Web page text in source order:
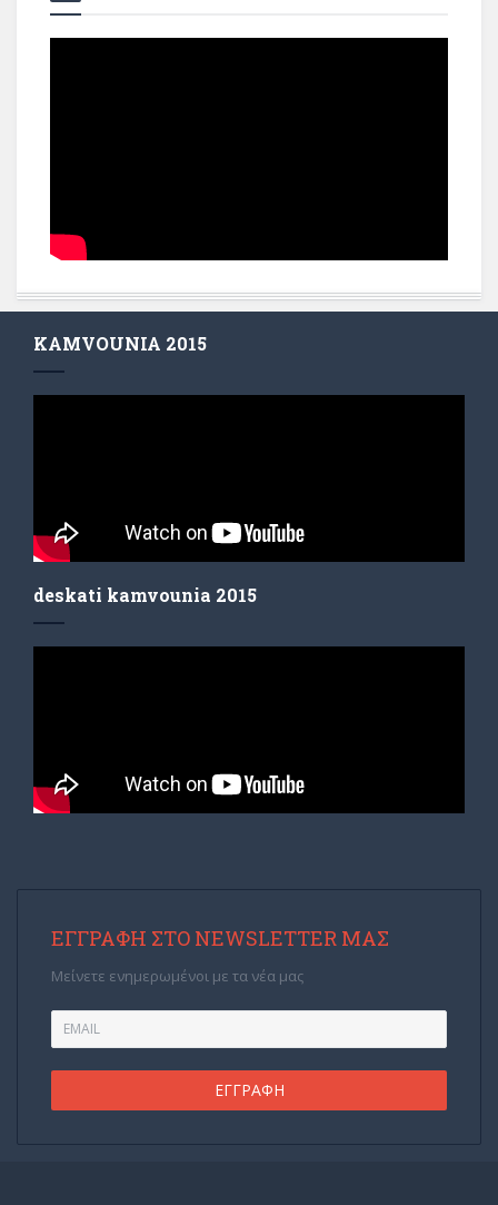
KAMVOUNIA 2015
deskati kamvounia 2015
ΕΓΓΡΑΦΉ ΣΤΟ NEWSLETTER ΜΑΣ
Μείνετε ενημερωμένοι με τα νέα μας